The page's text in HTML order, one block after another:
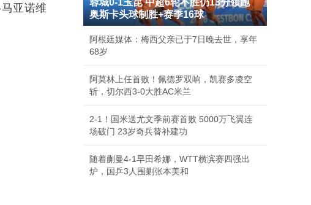
亚诺维
蓉城0-1玉昆 中超6轮不胜仍13分领跑
奥斯卡头球制胜+赛季16球
阿根廷媒体：梅西父亲已于7日晚去世，享年
68岁
阿莫林上任首败！佩德罗双响，凯赛多凌空
斩，切尔西3-0大胜AC米兰
2-1！国米送尤文季前赛首败 5000万飞翼连
场破门 23岁奇兵替补建功
随着蒯曼4-1早田希娜，WTT横滨赛四强出
炉，国乒3人围剿张本美和